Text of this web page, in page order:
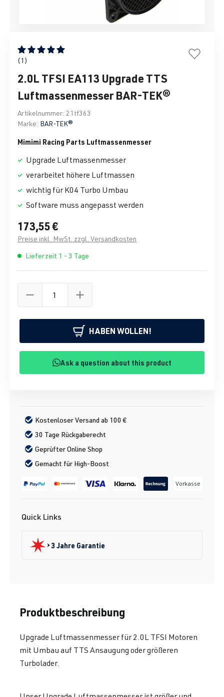
Durchschnittliche Bewertung von 5 von 5 Sternen
(1)
2.0L TFSI EA113 Upgrade TTS
Luftmassenmesser BAR-TEK®
Artikelnummer: 21tf363
Marke: BAR-TEK®
Mimimi Racing Parts Luftmassenmesser
Upgrade Luftmassenmesser
verarbeitet höhere Luftmassen
wichtig für K04 Turbo Umbau
Software muss angepasst werden
173,55 €
Preise inkl. MwSt. zzgl. Versandkosten
Lieferzeit 1 - 3 Tage
HABEN WOLLEN!
Ask a question about this product
Kostenloser Versand ab 100 €
30 Tage Rückgaberecht
Geprüfter Online Shop
Gemacht für High-Boost
Vorkasse
Quick Links
3 Jahre Garantie
Produktbeschreibung
Upgrade Luftmassenmesser für 2.0L TFSI Motoren
mit Umbau auf TTS Ansaugung oder größeren
Turbolader.